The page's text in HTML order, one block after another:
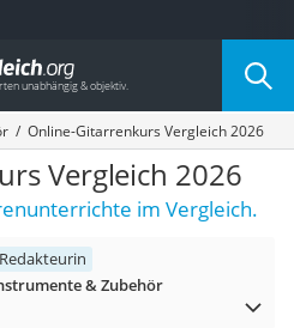
Kategorie
Online-Gitarrenkurs Vergleich 2026
Vergleich 2026
im Vergleich.
Redakteurin
& Zubehör